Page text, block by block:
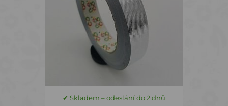
✔ Skladem – odeslání do 2 dnů